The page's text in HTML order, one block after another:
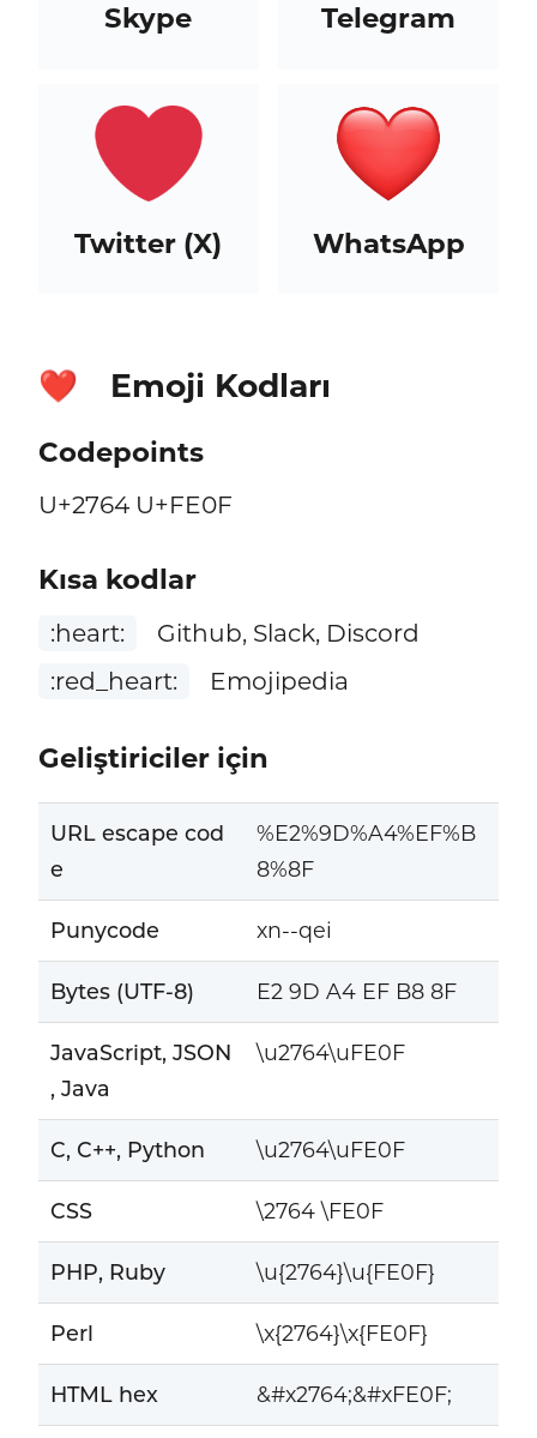
Skype Telegram
Twitter (X) WhatsApp
❤️ Emoji Kodları
Codepoints
U+2764 U+FE0F
Kısa kodlar
:heart:
Github, Slack, Discord
:red_heart:
Emojipedia
Geliştiriciler için
URL escape cod
e
%E2%9D%A4%EF%B
8%8F
Punycode xn--qei
Bytes (UTF-8) E2 9D A4 EF B8 8F
JavaScript, JSON
, Java
\u2764\uFE0F
C, C++, Python \u2764\uFE0F
CSS \2764 \FE0F
PHP, Ruby \u{2764}\u{FE0F}
Perl \x{2764}\x{FE0F}
HTML hex &#x2764;&#xFE0F;